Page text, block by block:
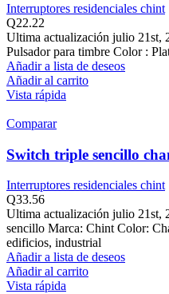
Interruptores residenciales chint
Q22.22
Ultima actualización julio 21st,
Pulsador para timbre Color :
Añadir a lista de deseos
Añadir al carrito
Vista rápida
Comparar
Switch triple sencillo
Interruptores residenciales chint
Q33.56
Ultima actualización julio 21st,
sencillo Marca: Chint Color:
edificios, industrial
Añadir a lista de deseos
Añadir al carrito
Vista rápida